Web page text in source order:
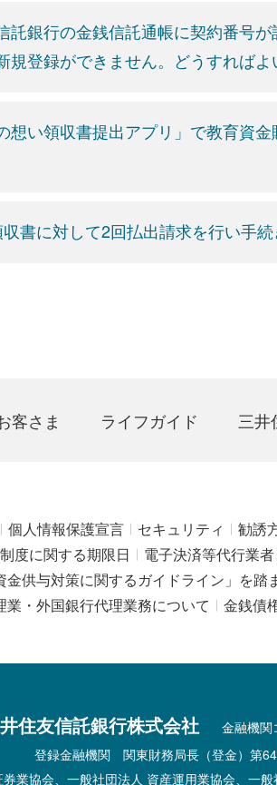
託銀行の金銭信託通帳に契約番号
規登録ができません。どうすれば
想い領収書提出アプリ」で教育資
書に対して2回払出請求を行い手
客さま ライフガイド 三井
個人情報保護宣言 セキュリティ 勧誘
度に関する期限日
電子決済等代行業
金供与対策に関するガイドライン」を踏
・外国銀行代理業務について
金銭債
住友信託銀行株式会社
金融機関
登録金融機関 関東財務局長（登金）第
業協会、一般社団法人 資産運用業協会、一